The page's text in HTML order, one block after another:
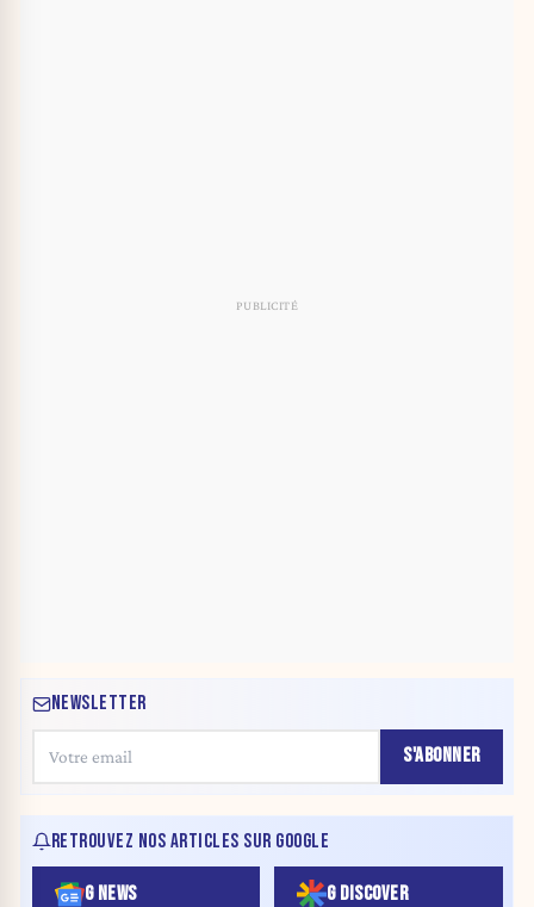
NEWSLETTER
S'ABONNER
RETROUVEZ NOS ARTICLES SUR GOOGLE
G NEWS G DISCOVER